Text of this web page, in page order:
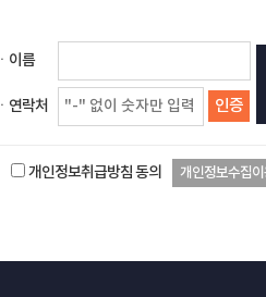
ㆍ이름
ㆍ연락처
인증
개인정보취급방침 동의 개인정보수집